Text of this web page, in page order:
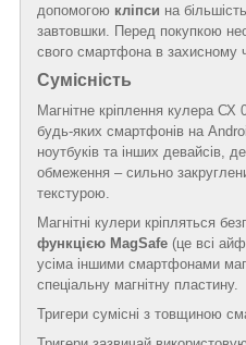
допомогою кліпси на
завтовшки. Перед покупкою
свого смартфона в захисному
Сумісність
Магнітне кріплення кулера СХ
будь-яких смартфонів на
ноутбуків та інших девайсів,
обмеження – сильно
текстурою.
Магнітні кулери кріпляться
функцією MagSafe (це всі
усіма іншими смартфонами
спеціальну магнітну пластину.
Тригери сумісні з товщиною